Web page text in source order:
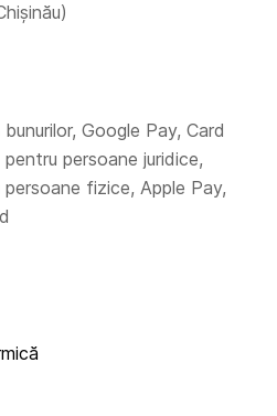
Google Pay, Card
pentru persoane juridice,
persoane fizice, Apple Pay,